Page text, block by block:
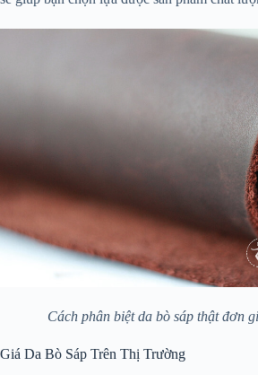
Cách phân biệt da bò sáp thật đơn
Giá Da Bò Sáp Trên Thị Trường